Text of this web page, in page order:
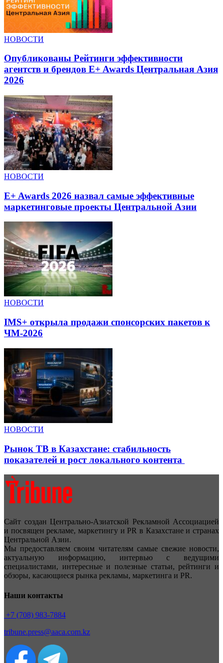
НОВОСТИ
Опубликованы Рейтинги эффективности
агентств и брендов E+ Awards Центральная Азия
2026
НОВОСТИ
E+ Awards 2026 назвал самые эффективные
маркетинговые проекты Центральной Азии
НОВОСТИ
IMS+ открыла продажи спонсорских пакетов к
ЧМ-2026
НОВОСТИ
Рынок ТВ в Казахстане: стабильность
показателей и рост локального контента
Сайт создан Центрально-Азиатской Рекламной Ассоциацией
и посвящен рекламе, маркетингу и PR в Казахстане и странах
Центральной Азии.
Мы предоставляем своим читателям самые свежие новости,
актуальную информацию, интервью с ведущими
специалистами, интересные и полезные статьи, рейтинги и
обзоры, касающиеся рынка рекламы, маркетинга и PR.
Наши контакты
+7 (708) 983-7884
tribune.press@aaca.com.kz